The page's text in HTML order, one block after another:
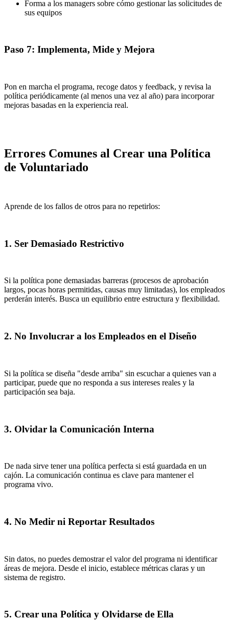
Forma a los managers sobre cómo gestionar las solicitudes de
sus equipos
Paso 7: Implementa, Mide y Mejora
Pon en marcha el programa, recoge datos y feedback, y revisa la
política periódicamente (al menos una vez al año) para incorporar
mejoras basadas en la experiencia real.
Errores Comunes al Crear una Política
de Voluntariado
Aprende de los fallos de otros para no repetirlos:
1. Ser Demasiado Restrictivo
Si la política pone demasiadas barreras (procesos de aprobación
largos, pocas horas permitidas, causas muy limitadas), los empleados
perderán interés. Busca un equilibrio entre estructura y flexibilidad.
2. No Involucrar a los Empleados en el Diseño
Si la política se diseña "desde arriba" sin escuchar a quienes van a
participar, puede que no responda a sus intereses reales y la
participación sea baja.
3. Olvidar la Comunicación Interna
De nada sirve tener una política perfecta si está guardada en un
cajón. La comunicación continua es clave para mantener el
programa vivo.
4. No Medir ni Reportar Resultados
Sin datos, no puedes demostrar el valor del programa ni identificar
áreas de mejora. Desde el inicio, establece métricas claras y un
sistema de registro.
5. Crear una Política y Olvidarse de Ella